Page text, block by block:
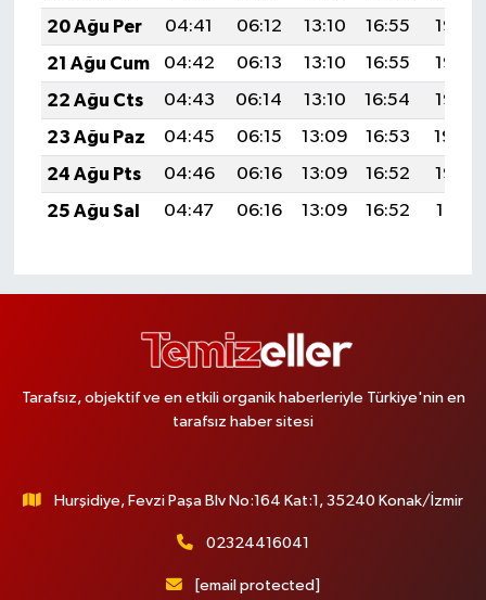
20 Ağu Per
04:41 06:12 13:10 16:55
19:58
21 Ağu Cum
04:42 06:13 13:10 16:55
19:57
22 Ağu Cts
04:43 06:14 13:10 16:54
19:55
23 Ağu Paz
04:45 06:15 13:09 16:53
19:54
24 Ağu Pts
04:46 06:16 13:09 16:52
19:53
25 Ağu Sal
04:47 06:16 13:09 16:52 19:51
Tarafsız, objektif ve en etkili organik haberleriyle Türkiye'nin en
tarafsız haber sitesi
Hurşidiye, Fevzi Paşa Blv No:164 Kat:1, 35240 Konak/İzmir
02324416041
[email protected]